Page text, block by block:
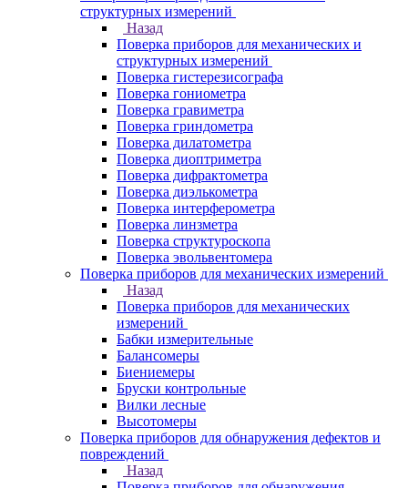
структурных измерений
Назад
Поверка приборов для механических и
структурных измерений
Поверка гистерезисографа
Поверка гониометра
Поверка гравиметра
Поверка гриндометра
Поверка дилатометра
Поверка диоптриметра
Поверка дифрактометра
Поверка диэлькометра
Поверка интерферометра
Поверка линзметра
Поверка структуроскопа
Поверка эвольвентомера
Поверка приборов для механических измерений
Назад
Поверка приборов для механических
измерений
Бабки измерительные
Балансомеры
Биениемеры
Бруски контрольные
Вилки лесные
Высотомеры
Поверка приборов для обнаружения дефектов и
повреждений
Назад